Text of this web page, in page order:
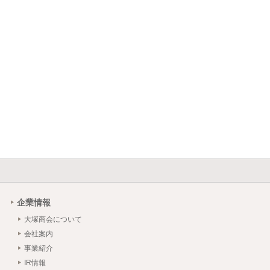
企業情報
大塚商会について
会社案内
事業紹介
IR情報